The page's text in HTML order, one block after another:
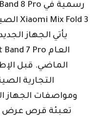
الماضي. قبل
التجارية
ومواصفات الجهاز
تعبئة قرص عرض